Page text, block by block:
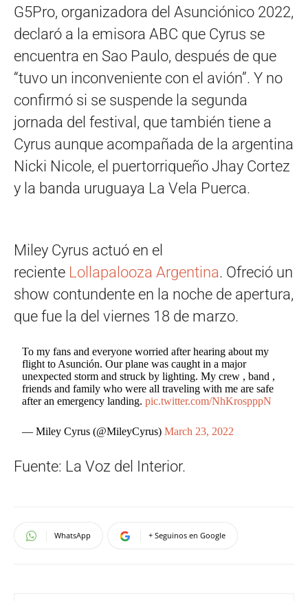
G5Pro, organizadora del Asunciónico 2022,
declaró a la emisora ABC que Cyrus se
encuentra en Sao Paulo, después de que
“tuvo un inconveniente con el avión”. Y no
confirmó si se suspende la segunda
jornada del festival, que también tiene a
Cyrus aunque acompañada de la argentina
Nicki Nicole, el puertorriqueño Jhay Cortez
y la banda uruguaya La Vela Puerca.
Miley Cyrus actuó en el
reciente Lollapalooza Argentina. Ofreció un
show contundente en la noche de apertura,
que fue la del viernes 18 de marzo.
To my fans and everyone worried after hearing about my
flight to Asunción. Our plane was caught in a major
unexpected storm and struck by lighting. My crew , band ,
friends and family who were all traveling with me are safe
after an emergency landing.pic.twitter.com/NhKrospppN
— Miley Cyrus (@MileyCyrus)March 23, 2022
Fuente: La Voz del Interior.
WhatsApp + Seguinos en Google